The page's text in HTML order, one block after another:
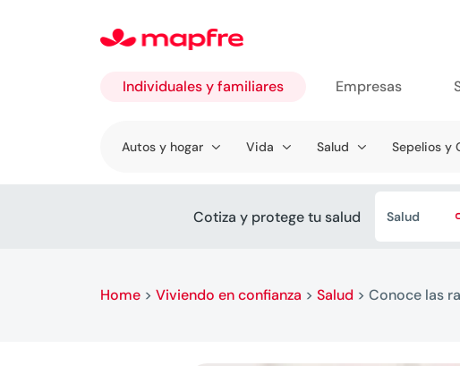
Individuales y familiares
Ir a
Autos y hogar Vida Salud Sepelios y
Empresas
Cotiza y protege tu salud Salud
Home > Viviendo en confianza > Salud > Conoce las